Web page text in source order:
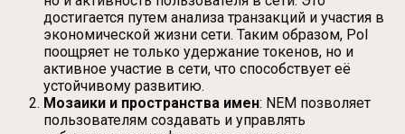
достигается путем анализа транзакций и участия в
экономической жизни сети. Таким образом, PoI
поощряет не только удержание токенов, но и
активное участие в сети, что способствует её
устойчивому развитию.
Мозаики и пространства имен: NEM позволяет
пользователям создавать и управлять